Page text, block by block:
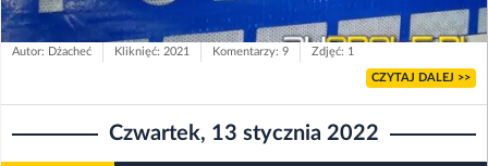
Autor: Dżacheć Kliknięć: 2021 Komentarzy: 9 Zdjęć: 1
CZYTAJ DALEJ >>
Czwartek, 13 stycznia 2022